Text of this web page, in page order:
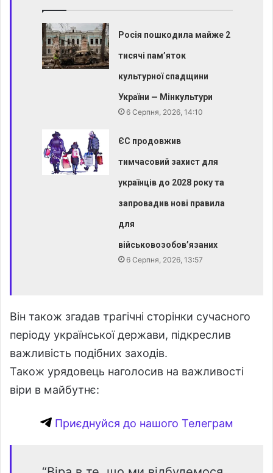
Росія пошкодила майже 2
тисячі пам’яток
культурної спадщини
України — Мінкультури
6 Серпня, 2026, 14:10
ЄС продовжив
тимчасовий захист для
українців до 2028 року та
запровадив нові правила
для
військовозобов’язаних
6 Серпня, 2026, 13:57
Він також згадав трагічні сторінки сучасного
періоду української держави, підкреслив
важливість подібних заходів.
Також урядовець наголосив на важливості
віри в майбутнє:
Приєднуйся до нашого Телеграм